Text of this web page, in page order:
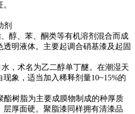
、苯、酮类等有机溶剂混合而成
明液体。主要起调合硝基漆及起固
术名为乙二醇单丁醚。在潮湿天
象，适当加入稀释剂量10~15%的
树脂为主要成膜物制成的种厚质
厚面硬。聚脂漆同样拥有清漆品